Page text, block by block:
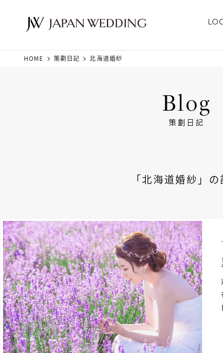
HOME 策劃日記 北海道婚紗
Blog
策劃日記
「北海道婚紗」